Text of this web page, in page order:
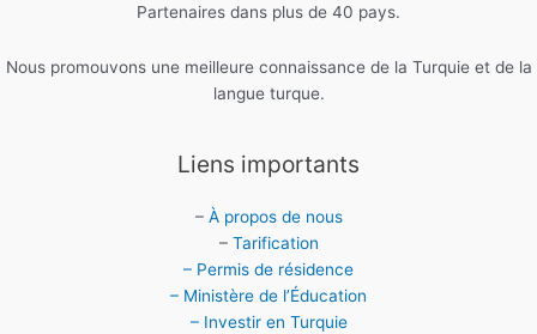
Partenaires dans plus de 40 pays.
Nous promouvons une meilleure connaissance de la Turquie et de la
langue turque.
Liens importants
– À propos de nous
– Tarification
– Permis de résidence
– Ministère de l’Éducation
– Investir en Turquie